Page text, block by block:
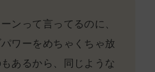
ンって言ってるのに、
ワーをめちゃくちゃ放
あるから、同じような